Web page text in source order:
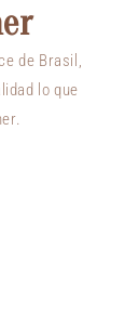
de Brasil,
lo que